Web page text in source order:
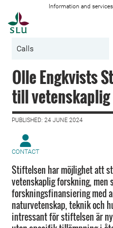
Information and
Calls
Olle Engkvists
till
PUBLISHED: 24 JUNE 2024
CONTACT
Stiftelsen har möjlighet att
vetenskaplig forskning,
forskningsfinansiering med
naturvetenskap, teknik och
intressant för stiftelsen är